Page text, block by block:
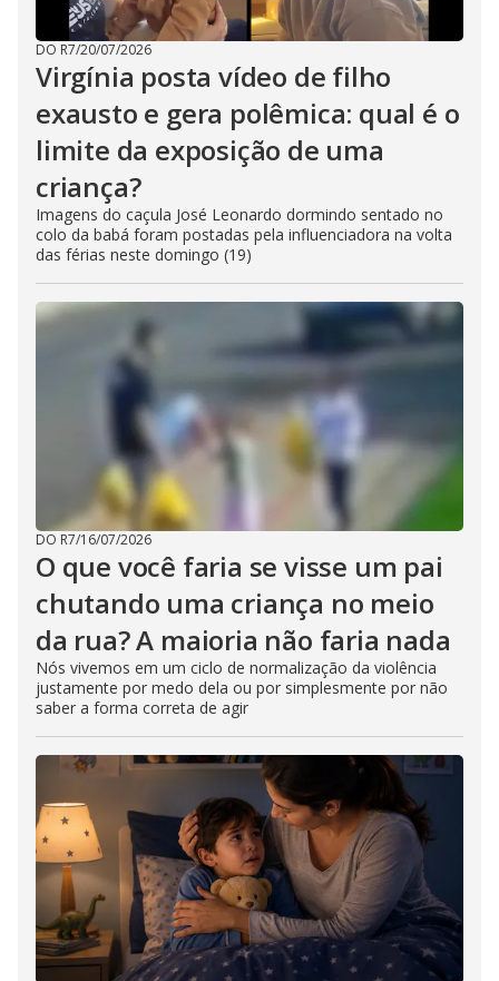
DO R7/20/07/2026
Virgínia posta vídeo de filho
exausto e gera polêmica: qual é o
limite da exposição de uma
criança?
Imagens do caçula José Leonardo dormindo sentado no
colo da babá foram postadas pela influenciadora na volta
das férias neste domingo (19)
DO R7/16/07/2026
O que você faria se visse um pai
chutando uma criança no meio
da rua? A maioria não faria nada
Nós vivemos em um ciclo de normalização da violência
justamente por medo dela ou por simplesmente por não
saber a forma correta de agir